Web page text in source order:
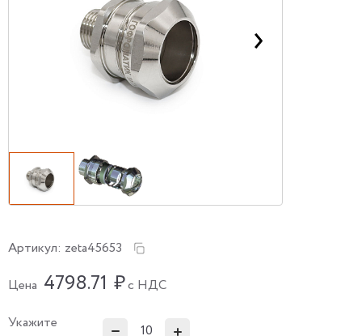
Артикул: zeta45653
Цена 4798.71 ₽с НДС
Укажите